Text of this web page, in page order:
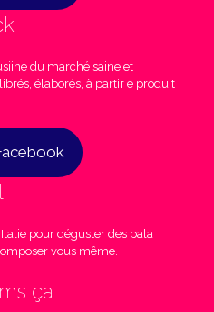
du marché saine et
élaborés, à partir e produit
pour déguster des pala
vous même.
ça